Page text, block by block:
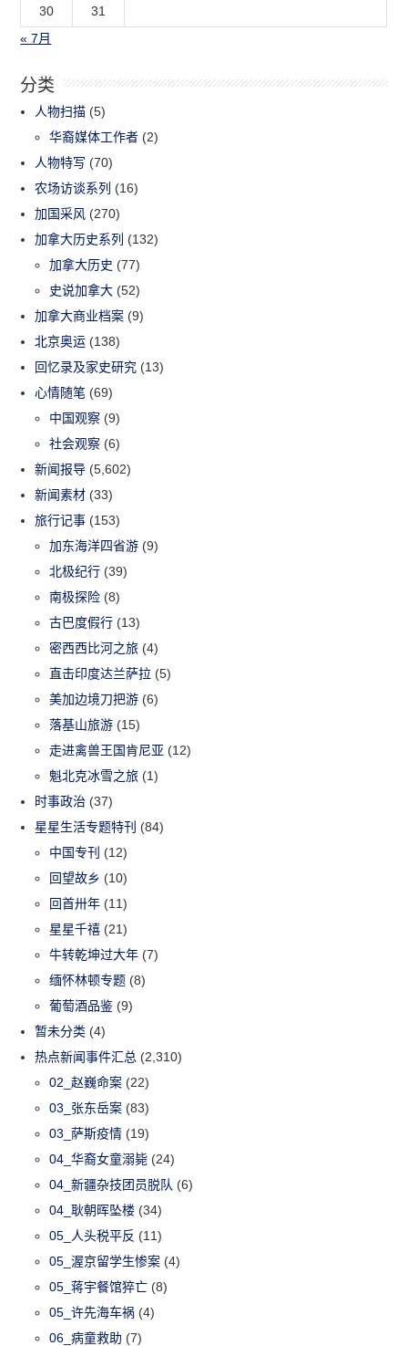
30
31
« 7月
分类
人物扫描 (5)
华裔媒体工作者 (2)
人物特写 (70)
农场访谈系列 (16)
加国采风 (270)
加拿大历史系列 (132)
加拿大历史 (77)
史说加拿大 (52)
加拿大商业档案 (9)
北京奥运 (138)
回忆录及家史研究 (13)
心情随笔 (69)
中国观察 (9)
社会观察 (6)
新闻报导 (5,602)
新闻素材 (33)
旅行记事 (153)
加东海洋四省游 (9)
北极纪行 (39)
南极探险 (8)
古巴度假行 (13)
密西西比河之旅 (4)
直击印度达兰萨拉 (5)
美加边境刀把游 (6)
落基山旅游 (15)
走进禽兽王国肯尼亚 (12)
魁北克冰雪之旅 (1)
时事政治 (37)
星星生活专题特刊 (84)
中国专刊 (12)
回望故乡 (10)
回首卅年 (11)
星星千禧 (21)
牛转乾坤过大年 (7)
缅怀林顿专题 (8)
葡萄酒品鉴 (9)
暂未分类 (4)
热点新闻事件汇总 (2,310)
02_赵巍命案 (22)
03_张东岳案 (83)
03_萨斯疫情 (19)
04_华裔女童溺毙 (24)
04_新疆杂技团员脱队 (6)
04_耿朝晖坠楼 (34)
05_人头税平反 (11)
05_渥京留学生惨案 (4)
05_蒋宇餐馆猝亡 (8)
05_许先海车祸 (4)
06_病童救助 (7)